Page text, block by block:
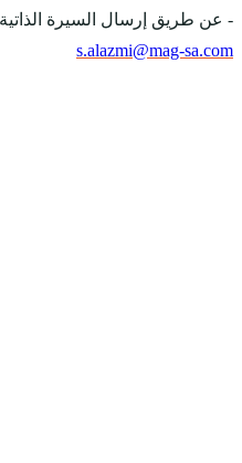
- عن طريق إرسال السيرة الذاتية
s.alazmi@mag-sa.com